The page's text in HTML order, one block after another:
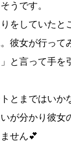
うです。
をしていたと
。彼女が行って
と言って手を
とまではいか
が分かり彼女
せん💕